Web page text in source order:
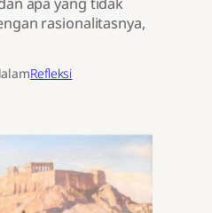
rasionalitasnya,
Refleksi